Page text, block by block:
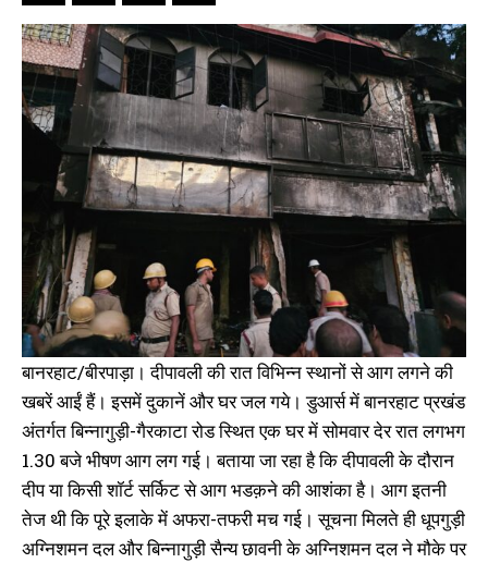
बानरहाट/बीरपाड़ा। दीपावली की रात विभिन्न स्थानों से आग लगने की
खबरें आईं हैं। इसमें दुकानें और घर जल गये। डुआर्स में बानरहाट प्रखंड
अंतर्गत बिन्नागुड़ी-गैरकाटा रोड स्थित एक घर में सोमवार देर रात लगभग
1.30 बजे भीषण आग लग गई। बताया जा रहा है कि दीपावली के दौरान
दीप या किसी शॉर्ट सर्किट से आग भडक़ने की आशंका है। आग इतनी
तेज थी कि पूरे इलाके में अफरा-तफरी मच गई। सूचना मिलते ही धूपगुड़ी
अग्निशमन दल और बिन्नागुड़ी सैन्य छावनी के अग्निशमन दल ने मौके पर